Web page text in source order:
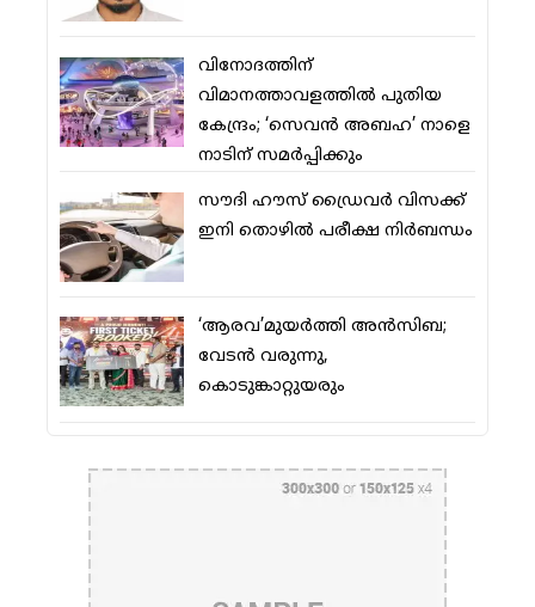
വിനോദത്തിന്
വിമാനത്താവളത്തില്‍ പുതിയ
കേന്ദ്രം; ‘സെവന്‍ അബഹ’ നാളെ
നാടിന് സമര്‍പ്പിക്കും
സൗദി ഹൗസ് ഡ്രൈവര്‍ വിസക്ക്
ഇനി തൊഴില്‍ പരീക്ഷ നിര്‍ബന്ധം
‘ആരവ’മുയര്‍ത്തി അന്‍സിബ;
വേടന്‍ വരുന്നു,
കൊടുങ്കാറ്റുയരും